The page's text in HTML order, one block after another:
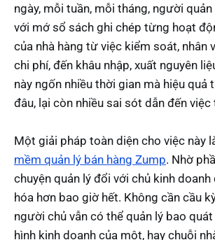
ngày, mỗi tuần, mỗi tháng, người
với mớ sổ sách ghi chép từng hoạt
của nhà hàng từ việc kiểm soát, nhân
chi phí, đến khâu nhập, xuất nguyên
này ngốn nhiều thời gian mà hiệu quả
đâu, lại còn nhiều sai sót dẫn đến
Một giải pháp toàn diện cho việc này
mềm quản lý bán hàng Zump. Nhờ
chuyện quản lý đổi với chủ kinh
hóa hơn bao giờ hết. Không cần cầu
người chủ vẫn có thể quản lý bao
hình kinh doanh của một, hay chuỗi